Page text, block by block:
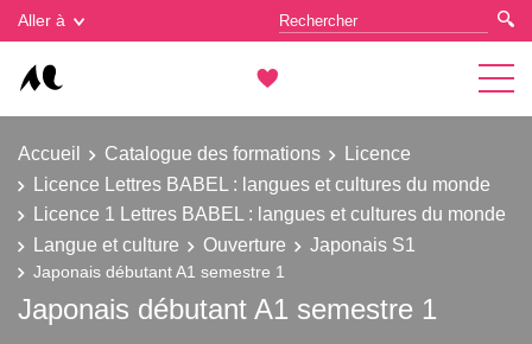
Aller à
Accueil Catalogue des formations
Licence
Licence Lettres BABEL : langues et cultures du monde
Licence 1 Lettres BABEL : langues et cultures du monde
Langue et culture
Ouverture Japonais S1
Japonais débutant A1 semestre 1
Japonais débutant A1 semestre 1
Gestion des cookies